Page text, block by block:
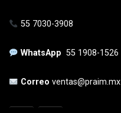
55 7030-3908
WhatsApp55 1908-1526
Correoventas@praim.mx